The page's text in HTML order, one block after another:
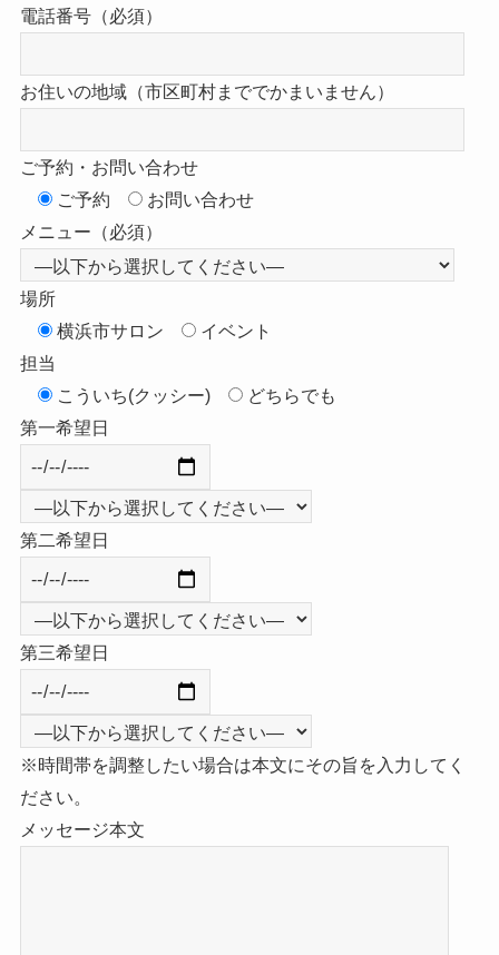
電話番号（必須）
お住いの地域（市区町村まででかまいません）
ご予約・お問い合わせ
ご予約
お問い合わせ
メニュー（必須）
場所
横浜市サロン
イベント
担当
こういち(クッシー)
どちらでも
第一希望日
第二希望日
第三希望日
※時間帯を調整したい場合は本文にその旨を入力してく
ださい。
メッセージ本文